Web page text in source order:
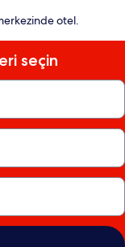
otel.
seçin